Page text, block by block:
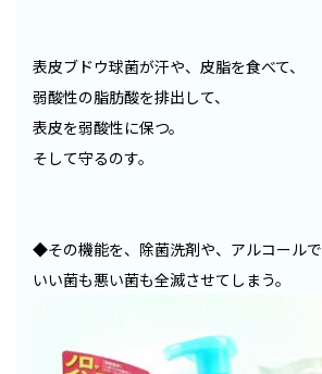
表皮ブドウ球菌が汗や、皮脂を食べて、
弱酸性の脂肪酸を排出して、
表皮を弱酸性に保つ。
そして守るのす。
◆その機能を、除菌洗剤や、アルコールで
いい菌も悪い菌も全滅させてしまう。